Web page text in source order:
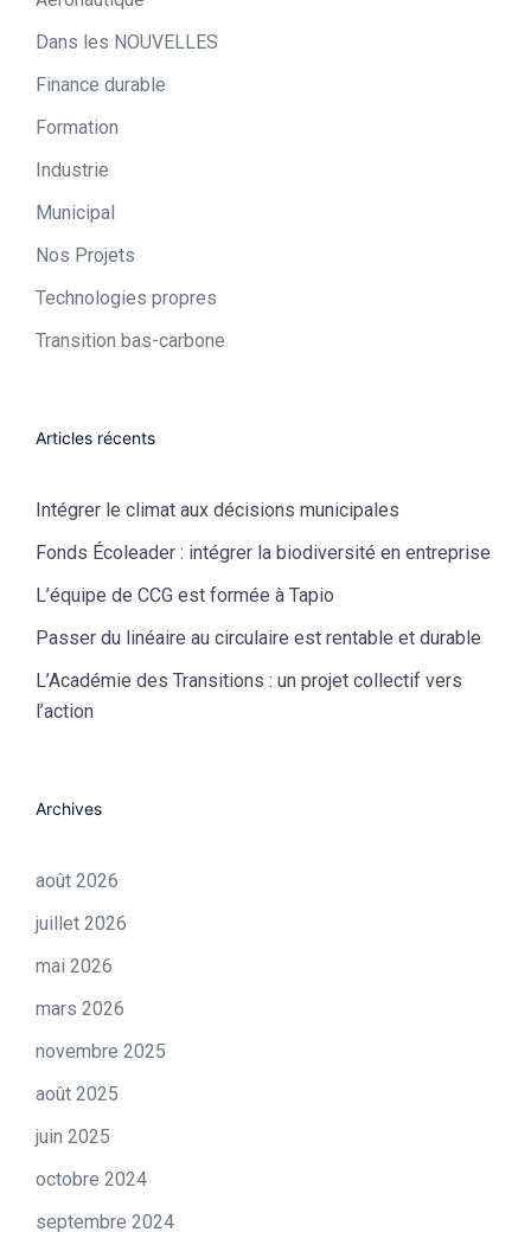
Dans les NOUVELLES
Finance durable
Formation
Industrie​
Municipal​
Nos Projets
Technologies propres​
Transition bas-carbone
Articles récents
Intégrer le climat aux décisions municipales
Fonds Écoleader : intégrer la biodiversité en entreprise
L’équipe de CCG est formée à Tapio
Passer du linéaire au circulaire est rentable et durable
L’Académie des Transitions : un projet collectif vers
l’action
Archives
août 2026
juillet 2026
mai 2026
mars 2026
novembre 2025
août 2025
juin 2025
octobre 2024
septembre 2024